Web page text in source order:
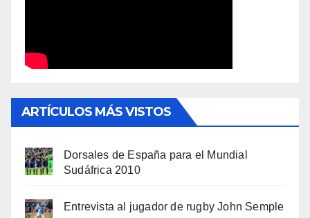
ARTÍCULOS MÁS VISTOS
Dorsales de España para el Mundial
Sudáfrica 2010
Entrevista al jugador de rugby John Semple